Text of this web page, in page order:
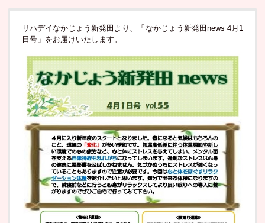
リハデイなかじょう新発田より、「なかじょう新発田news 4月1
日号」をお届けいたします。